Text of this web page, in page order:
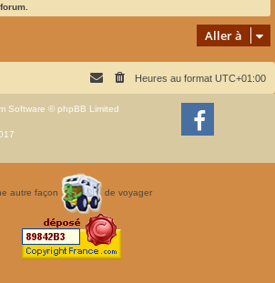
Aller à
Heures au format UTC+01:00
Software © phpBB Limited
autre façon de voyager